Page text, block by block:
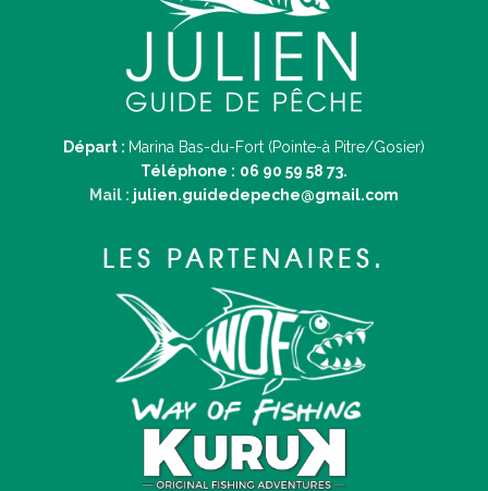
Départ : Marina Bas-du-Fort (Pointe-à Pitre/Gosier)
Téléphone : 06 90 59 58 73.
Mail : julien.guidedepeche@gmail.com
LES PARTENAIRES.